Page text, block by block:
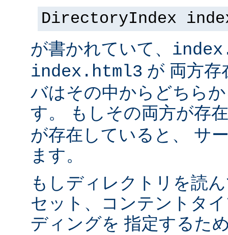
DirectoryIndex
が書かれていて、
index.html3 が 両方存
バはその中からどちら
す。 もしその両方が存
が存在していると、 サ
ます。
もしディレクトリを読
セット、コンテントタ
ディングを 指定するた